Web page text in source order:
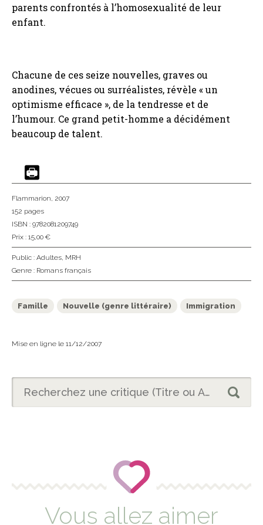
parents confrontés à l’homosexualité de leur
enfant.
Chacune de ces seize nouvelles, graves ou
anodines, vécues ou surréalistes, révèle « un
optimisme efficace », de la tendresse et de
l’humour. Ce grand petit-homme a décidément
beaucoup de talent.
Flammarion, 2007
152 pages
ISBN : 9782081209749
Prix : 15,00 €
Public : Adultes, MRH
Genre : Romans français
Famille Nouvelle (genre littéraire) Immigration
Mise en ligne le 11/12/2007
Vous allez aimer